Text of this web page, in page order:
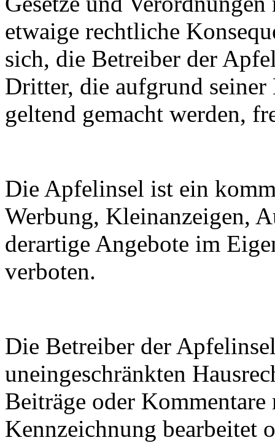
etwaige rechtliche
sich, die Betreiber der
Dritter, die aufgrund
geltend gemacht werden,
Die Apfelinsel ist ein
Werbung, Kleinanzeigen,
derartige Angebote im
verboten.
Die Betreiber der
uneingeschränkten
Beiträge oder Kommentare
Kennzeichnung bearbeitet